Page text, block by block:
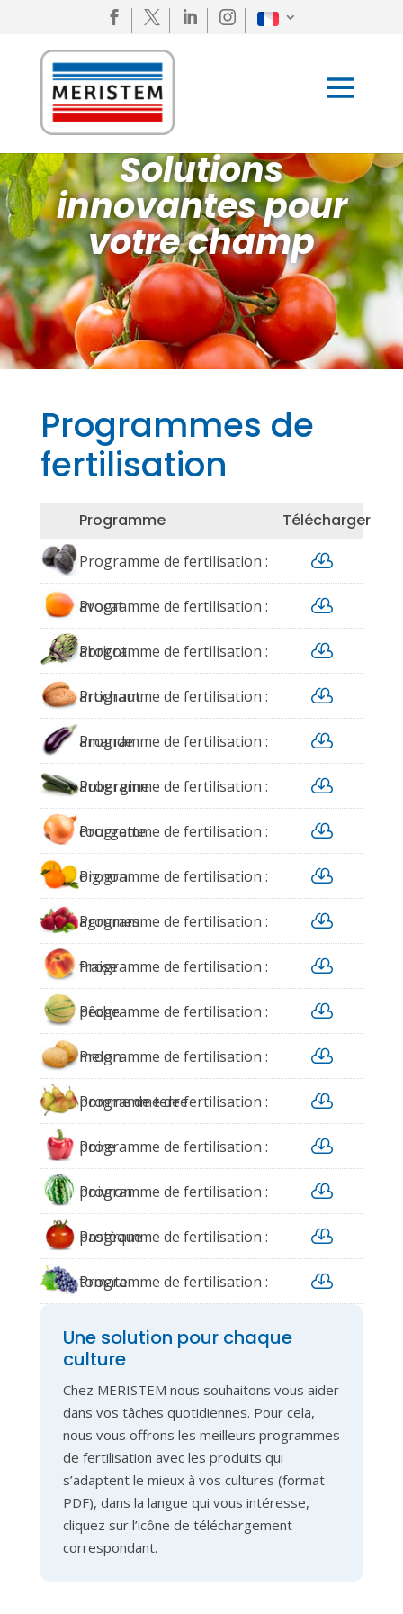
   
Solutions
innovantes pour
votre champ
Programmes de
fertilisation
Programme Télécharger
Programme de fertilisation :
avocat

Programme de fertilisation :
abricot

Programme de fertilisation :
artichaut

Programme de fertilisation :
amande

Programme de fertilisation :
aubergine

Programme de fertilisation :
courgette

Programme de fertilisation :
oignon

Programme de fertilisation :
agrumes

Programme de fertilisation :
fraise

Programme de fertilisation :
pêche

Programme de fertilisation :
melon

Programme de fertilisation :
pomme de terre

Programme de fertilisation :
poire

Programme de fertilisation :
poivron

Programme de fertilisation :
pastèque

Programme de fertilisation :
tomate

Programme de fertilisation :
raisin vinification

Une solution pour chaque
culture
Chez MERISTEM nous souhaitons vous aider
dans vos tâches quotidiennes. Pour cela,
nous vous offrons les meilleurs programmes
de fertilisation avec les produits qui
s’adaptent le mieux à vos cultures (format
PDF), dans la langue qui vous intéresse,
cliquez sur l’icône de téléchargement
correspondant.